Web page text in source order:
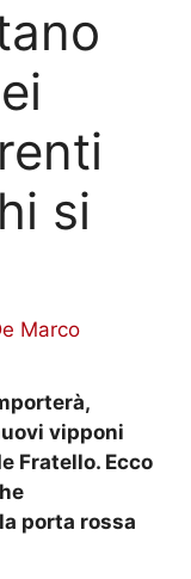
si
Marco
vipponi
Fratello. Ecco
porta rossa